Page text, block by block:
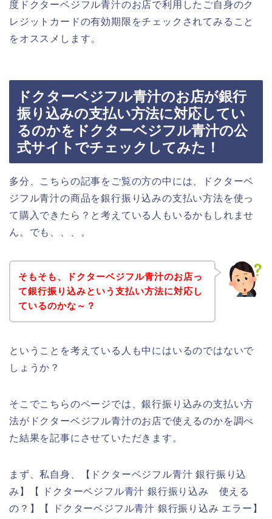
度ドクターベジフル青汁のお店で利用したご自身のク
レジットカードの有効期限をチェックされてみること
をオススメします。
ドクターベジフル青汁のお店が銀行
振り込みの支払い方法に対応してい
るのかをドクターベジフル青汁の公
式サイトでチェックしてみた！
多分、こちらの記事をご覧の方の中には、ドクターベ
ジフル青汁の商品を銀行振り込みの支払い方法を使っ
て購入できたら？と考えている人もいるかもしれませ
ん。でも、、、。
そもそも、ドクターベジフル青汁のお店っ
て銀行振り込みという支払い方法に対応し
ているのかな～？
ということを考えている人も中にはいるのではないで
しょうか？
そこでこちらのページでは、銀行振り込みの支払い方
法がドクターベジフル青汁のお店で使えるのかを調べ
た結果を記事にさせていただきます。
まず、私自身、【ドクターベジフル青汁 銀行振り込
み】【 ドクターベジフル青汁 銀行振り込み 使える
の？】【 ドクターベジフル青汁 銀行振り込み エラー】